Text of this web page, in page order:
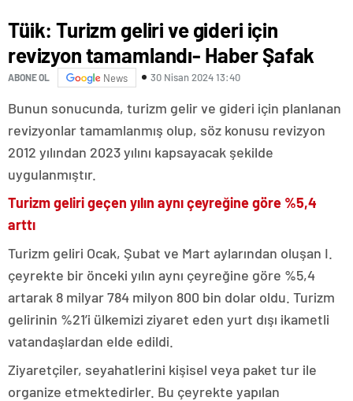
Tüik: Turizm geliri ve gideri için
revizyon tamamlandı- Haber Şafak
ABONE OL News 30 Nisan 2024 13:40
Bunun sonucunda, turizm gelir ve gideri için planlanan
revizyonlar tamamlanmış olup, söz konusu revizyon
2012 yılından 2023 yılını kapsayacak şekilde
uygulanmıştır.
Turizm geliri geçen yılın aynı çeyreğine göre %5,4
arttı
Turizm geliri Ocak, Şubat ve Mart aylarından oluşan I.
çeyrekte bir önceki yılın aynı çeyreğine göre %5,4
artarak 8 milyar 784 milyon 800 bin dolar oldu. Turizm
gelirinin %21’i ülkemizi ziyaret eden yurt dışı ikametli
vatandaşlardan elde edildi.
Ziyaretçiler, seyahatlerini kişisel veya paket tur ile
organize etmektedirler. Bu çeyrekte yapılan